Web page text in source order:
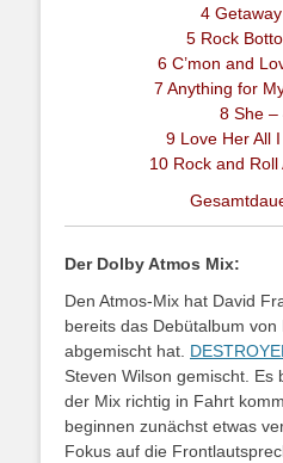
4
5 Rock
6 C’mon and
7 Anything for
8 She –
9 Love Her All
10 Rock and Roll
Der Dolby Atmos Mix:
Den Atmos-Mix hat David
bereits das Debütalbum von
abgemischt hat.
Steven Wilson gemischt. Es
der Mix richtig in Fahrt
beginnen zunächst etwas
Fokus auf die